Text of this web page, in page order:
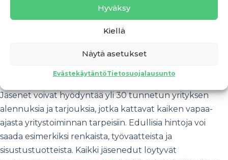
Hyväksy
Kiellä
Näytä asetukset
EvästekäytäntöTietosuojalausunto
Jäsenyys tuo merkittäviä etuja
Jäsenet voivat hyödyntää yli 30 tunnetun yrityksen
alennuksia ja tarjouksia, jotka kattavat kaiken vapaa-
ajasta yritystoiminnan tarpeisiin. Edullisia hintoja voi
saada esimerkiksi renkaista, työvaatteista ja
sisustustuotteista. Kaikki jäsenedut löytyvät